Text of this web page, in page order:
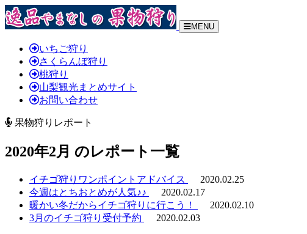
MENU
いちご狩り
さくらんぼ狩り
桃狩り
山梨観光まとめサイト
お問い合わせ
果物狩りレポート
2020年2月 のレポート一覧
イチゴ狩りワンポイントアドバイス
2020.02.25
今週はとちおとめが人気♪♪
2020.02.17
暖かい冬だからイチゴ狩りに行こう！
2020.02.10
3月のイチゴ狩り受付予約
2020.02.03